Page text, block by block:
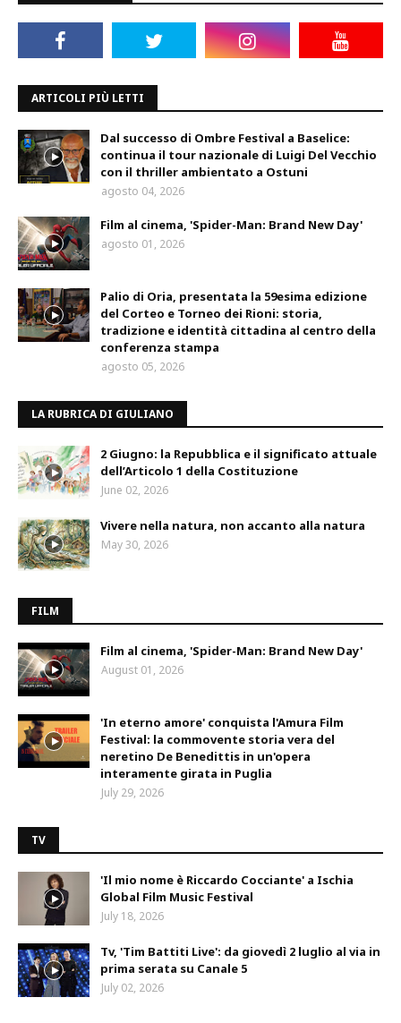
ARTICOLI PIÙ LETTI
Dal successo di Ombre Festival a Baselice:
continua il tour nazionale di Luigi Del Vecchio
con il thriller ambientato a Ostuni
agosto 04, 2026
Film al cinema, 'Spider-Man: Brand New Day'
agosto 01, 2026
Palio di Oria, presentata la 59esima edizione
del Corteo e Torneo dei Rioni: storia,
tradizione e identità cittadina al centro della
conferenza stampa
agosto 05, 2026
LA RUBRICA DI GIULIANO
2 Giugno: la Repubblica e il significato attuale
dell’Articolo 1 della Costituzione
June 02, 2026
Vivere nella natura, non accanto alla natura
May 30, 2026
FILM
Film al cinema, 'Spider-Man: Brand New Day'
August 01, 2026
'In eterno amore' conquista l'Amura Film
Festival: la commovente storia vera del
neretino De Benedittis in un'opera
interamente girata in Puglia
July 29, 2026
TV
'Il mio nome è Riccardo Cocciante' a Ischia
Global Film Music Festival
July 18, 2026
Tv, 'Tim Battiti Live': da giovedì 2 luglio al via in
prima serata su Canale 5
July 02, 2026